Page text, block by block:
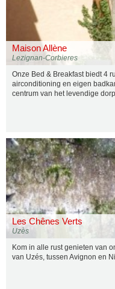
Maison Allène
Lezignan-Corbieres
Onze Bed & Breakfast biedt 4
airconditioning en eigen
centrum van het levendige
Les Chênes Verts
Uzès
Kom in alle rust genieten van
van Uzés, tussen Avignon en